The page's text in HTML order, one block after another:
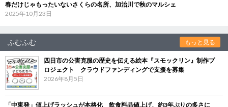
春だけじゃもったいないさくらの名所、加治川で秋のマルシェ
2025年10月23日
ふむふむ もっと見る
四日市の公害克服の歴史を伝える絵本『スモックリン』制作プ
ロジェクト クラウドファンディングで支援を募集
2026年8月5日
「中東発」値上げラッシュが本格化 飲食料品値上げ、約3年ぶりの多さに